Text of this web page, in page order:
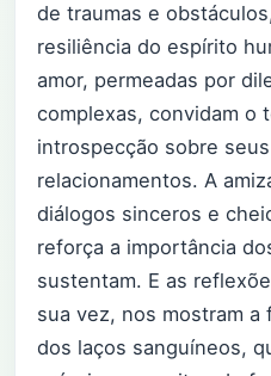
de traumas e
resiliência do espírito
amor, permeadas por
complexas, convidam o
introspecção sobre
relacionamentos. A
diálogos sinceros e
reforça a importância
sustentam. E as
sua vez, nos mostram a
dos laços sanguíneos,